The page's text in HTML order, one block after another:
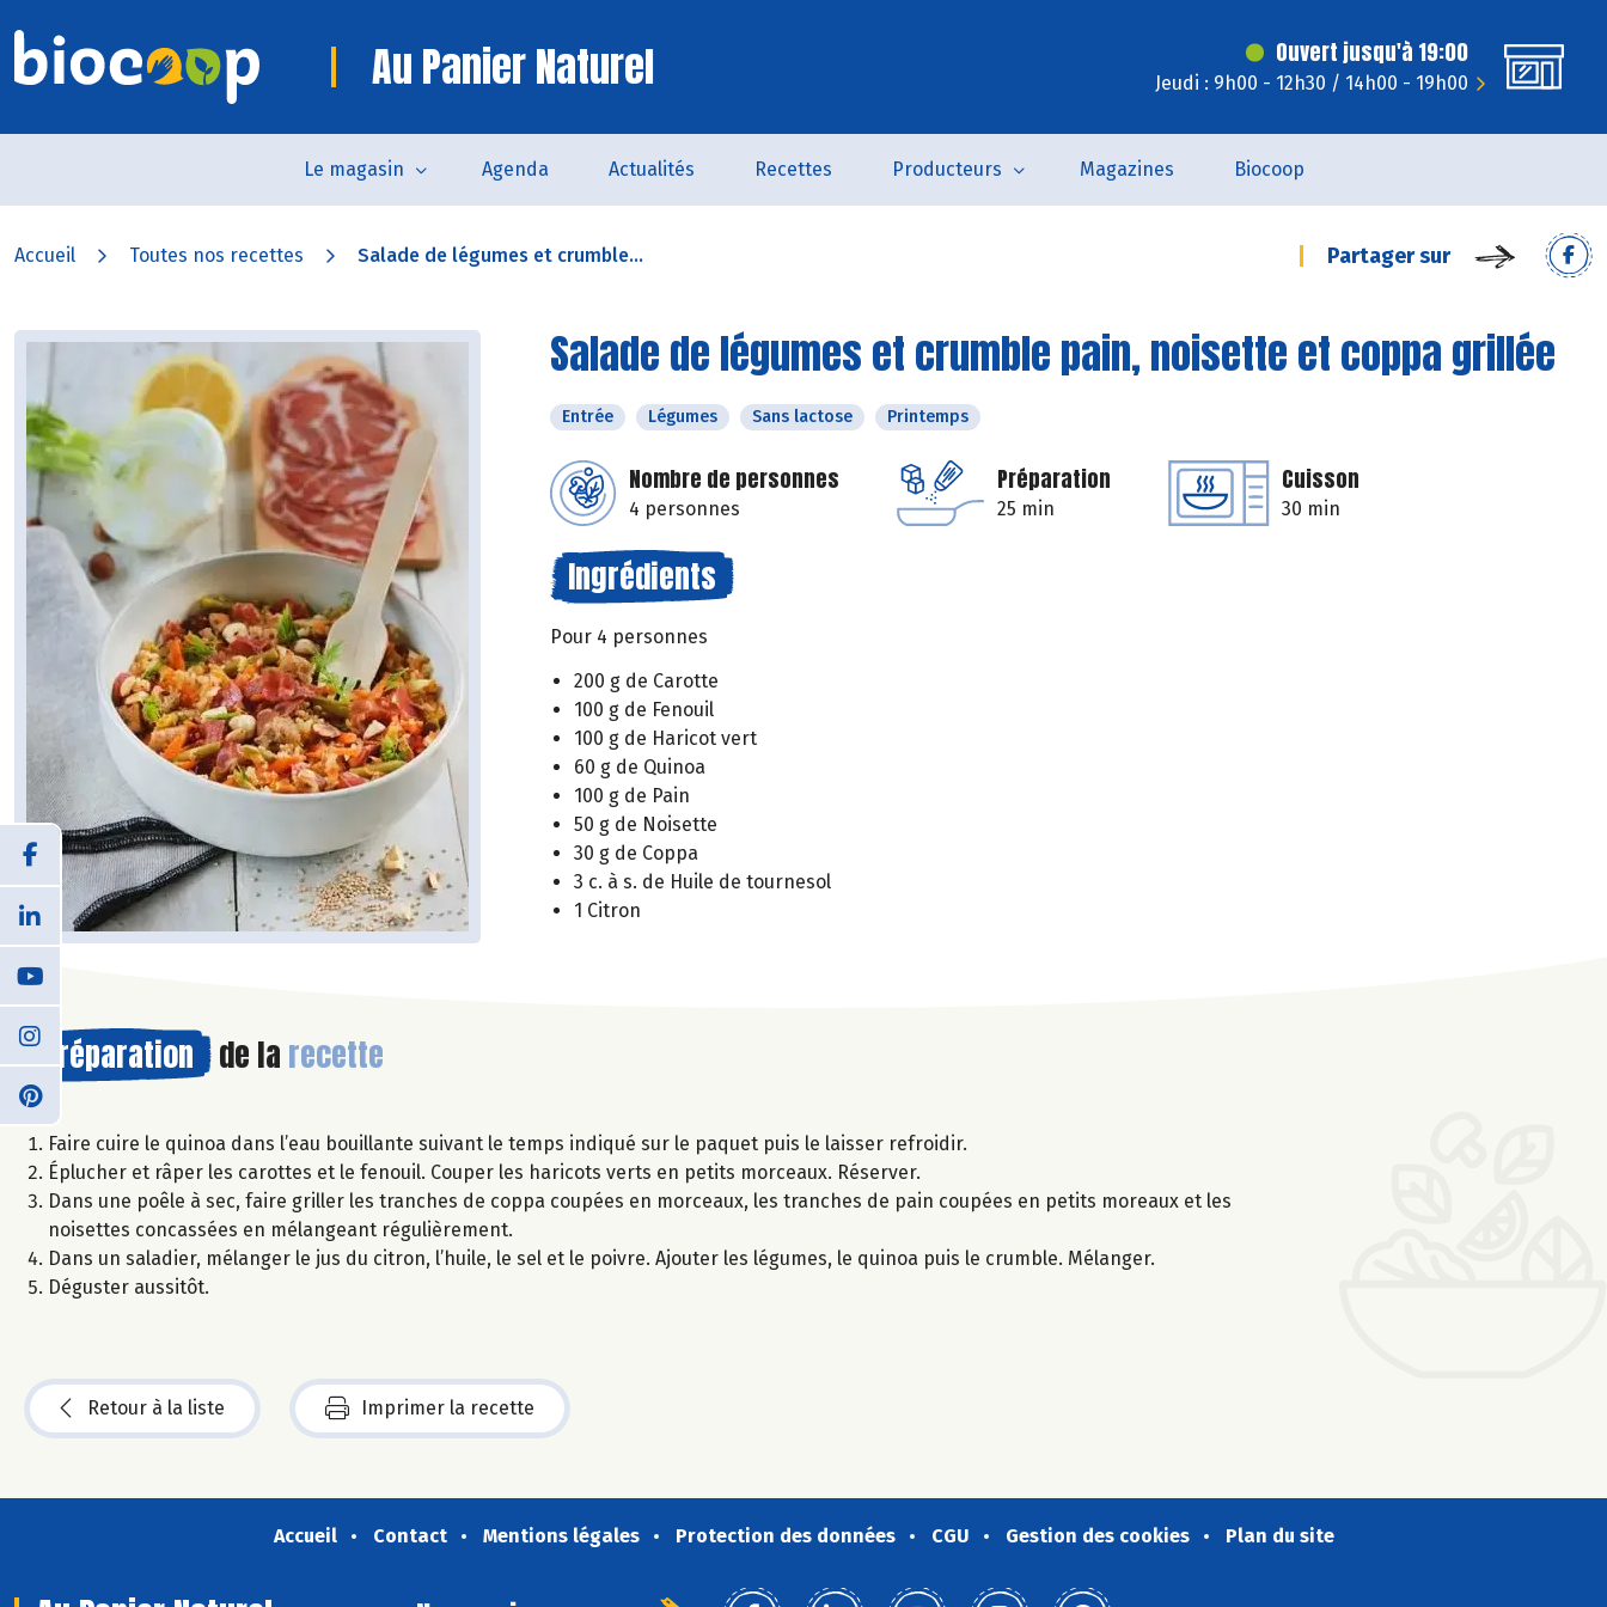
Au Panier Naturel Ouvert jusqu'à 19:00
Jeudi : 9h00 - 12h30 / 14h00 - 19h00
Le magasin Agenda Actualités Recettes Producteurs Magazines Biocoop
Accueil Toutes nos recettes Salade de légumes et crumble... Partager sur
Salade de légumes et crumble pain, noisette et coppa grillée
Entrée Légumes Sans lactose Printemps
Nombre de personnes
4 personnes
Préparation
25 min
Cuisson
30 min
Ingrédients
Pour 4 personnes
200 g de Carotte
100 g de Fenouil
100 g de Haricot vert
60 g de Quinoa
100 g de Pain
50 g de Noisette
30 g de Coppa
3 c. à s. de Huile de tournesol
1 Citron
Préparation de la recette
Faire cuire le quinoa dans l’eau bouillante suivant le temps indiqué sur le paquet puis le laisser refroidir.
Éplucher et râper les carottes et le fenouil. Couper les haricots verts en petits morceaux. Réserver.
Dans une poêle à sec, faire griller les tranches de coppa coupées en morceaux, les tranches de pain coupées en petits moreaux et les
noisettes concassées en mélangeant régulièrement.
Dans un saladier, mélanger le jus du citron, l’huile, le sel et le poivre. Ajouter les légumes, le quinoa puis le crumble. Mélanger.
Déguster aussitôt.
Retour à la liste Imprimer la recette
Accueil Contact Mentions légales Protection des données CGU Gestion des cookies Plan du site